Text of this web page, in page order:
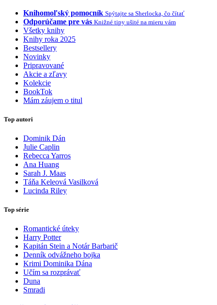
Knihomoľský pomocník Spýtajte sa Sherlocka, čo čítať
Odporúčame pre vás Knižné tipy ušité na mieru vám
Všetky knihy
Knihy roka 2025
Bestsellery
Novinky
Pripravované
Akcie a zľavy
Kolekcie
BookTok
Mám záujem o titul
Top autori
Dominik Dán
Julie Caplin
Rebecca Yarros
Ana Huang
Sarah J. Maas
Táňa Keleová Vasilková
Lucinda Riley
Top série
Romantické úteky
Harry Potter
Kapitán Stein a Notár Barbarič
Denník odvážneho bojka
Krimi Dominika Dána
Učím sa rozprávať
Duna
Smradi